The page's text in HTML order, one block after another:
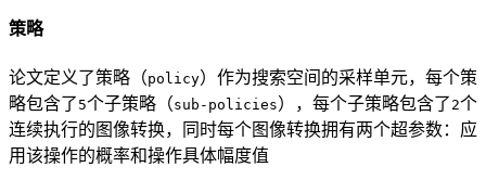
策略
论文定义了策略（ policy）作为搜索空间的采样单元，每个策
略包含了 5个子策略（ sub-policies ），每个子策略包含了 2个
连续执行的图像转换，同时每个图像转换拥有两个超参数：应
用该操作的概率和操作具体幅度值